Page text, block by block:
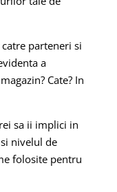
parteneri si
a
Cate? In
sa ii implici in
nivelul de
folosite pentru